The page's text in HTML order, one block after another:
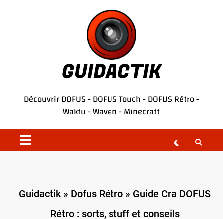
GUIDACTIK
DécouvrirDOFUS-DOFUS Touch-DOFUS Rétro-
Wakfu-Waven-Minecraft
Guidactik» Dofus Rétro » Guide Cra DOFUS
Rétro : sorts, stuff et conseils